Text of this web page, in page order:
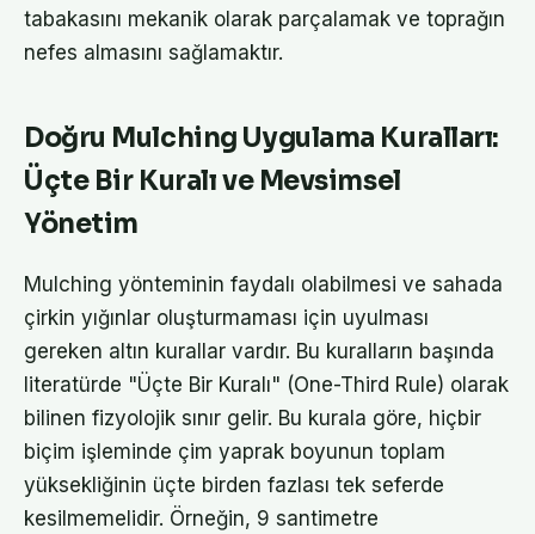
tabakasını mekanik olarak parçalamak ve toprağın
nefes almasını sağlamaktır.
Doğru Mulching Uygulama Kuralları:
Üçte Bir Kuralı ve Mevsimsel
Yönetim
Mulching yönteminin faydalı olabilmesi ve sahada
çirkin yığınlar oluşturmaması için uyulması
gereken altın kurallar vardır. Bu kuralların başında
literatürde "Üçte Bir Kuralı" (One-Third Rule) olarak
bilinen fizyolojik sınır gelir. Bu kurala göre, hiçbir
biçim işleminde çim yaprak boyunun toplam
yüksekliğinin üçte birden fazlası tek seferde
kesilmemelidir. Örneğin, 9 santimetre